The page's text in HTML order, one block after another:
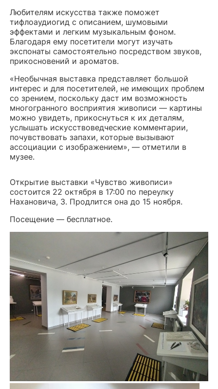
Любителям искусства также поможет
тифлоаудиогид с описанием, шумовыми
эффектами и легким музыкальным фоном.
Благодаря ему посетители могут изучать
экспонаты самостоятельно посредством звуков,
прикосновений и ароматов.
«Необычная выставка представляет большой
интерес и для посетителей, не имеющих проблем
со зрением, поскольку даст им возможность
многогранного восприятия живописи — картины
можно увидеть, прикоснуться к их деталям,
услышать искусствоведческие комментарии,
почувствовать запахи, которые вызывают
ассоциации с изображением», — отметили в
музее.
Открытие выставки «Чувство живописи»
состоится 22 октября в 17:00 по переулку
Нахановича, 3. Продлится она до 15 ноября.
Посещение — бесплатное.